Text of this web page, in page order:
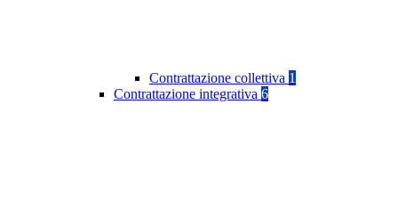
Contrattazione collettiva 1
Contrattazione integrativa 6